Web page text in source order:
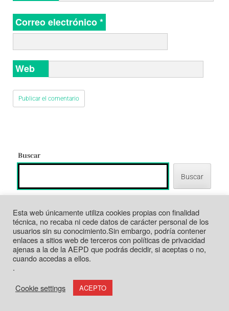
Correo electrónico*
Web
Buscar
Buscar
Archivos
Archivos
Esta web únicamente utiliza cookies propias con finalidad
técnica, no recaba ni cede datos de carácter personal de los
usuarios sin su conocimiento.Sin embargo, podría contener
enlaces a sitios web de terceros con políticas de privacidad
ajenas a la de la AEPD que podrás decidir, si aceptas o no,
cuando accedas a ellos.
.
Cookie settings
ACEPTO